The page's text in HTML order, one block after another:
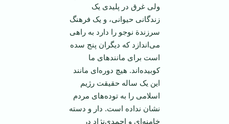
ولی غرق در پلیدی یک
زندگانی حیوانی، و یک فرهنگ
سرزندة نو‌جو را دارد به راهی
می‌اندازد که دیگران پنج سده
است برای مانند‌های ما
کوبیده‌اند. هیچ دوره‌ای مانند
این یک ساله حقیقت رژیم
اسلامی را به توده‌های مردم
نشان نداده است. دار و دسته
خامنه‌ای و احمدی‌نژاد در